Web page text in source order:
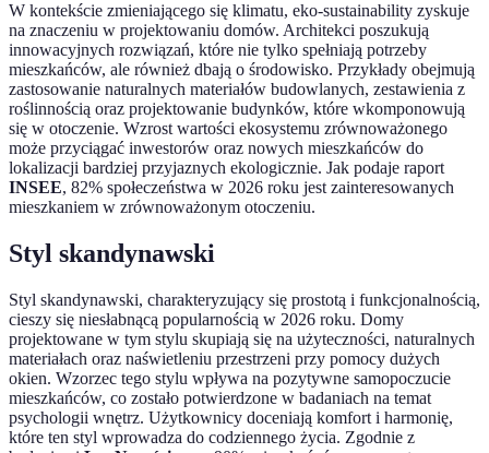
W kontekście zmieniającego się klimatu, eko-sustainability zyskuje
na znaczeniu w projektowaniu domów. Architekci poszukują
innowacyjnych rozwiązań, które nie tylko spełniają potrzeby
mieszkańców, ale również dbają o środowisko. Przykłady obejmują
zastosowanie naturalnych materiałów budowlanych, zestawienia z
roślinnością oraz projektowanie budynków, które wkomponowują
się w otoczenie. Wzrost wartości ekosystemu zrównoważonego
może przyciągać inwestorów oraz nowych mieszkańców do
lokalizacji bardziej przyjaznych ekologicznie. Jak podaje raport
INSEE, 82% społeczeństwa w 2026 roku jest zainteresowanych
mieszkaniem w zrównoważonym otoczeniu.
Styl skandynawski
Styl skandynawski, charakteryzujący się prostotą i funkcjonalnością,
cieszy się niesłabnącą popularnością w 2026 roku. Domy
projektowane w tym stylu skupiają się na użyteczności, naturalnych
materiałach oraz naświetleniu przestrzeni przy pomocy dużych
okien. Wzorzec tego stylu wpływa na pozytywne samopoczucie
mieszkańców, co zostało potwierdzone w badaniach na temat
psychologii wnętrz. Użytkownicy doceniają komfort i harmonię,
które ten styl wprowadza do codziennego życia. Zgodnie z